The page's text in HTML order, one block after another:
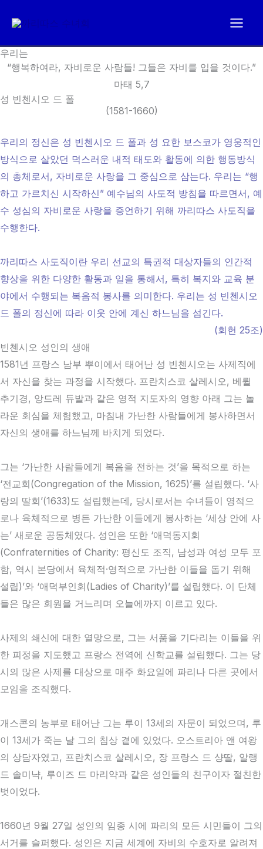
로
너
우리는
“행복하여라, 자비로운 사람들! 그들은 자비를 입을 것이다.”
마태 5,7
성 빈첸시오 드 폴
(1581-1660)
우리의 정신은 성 빈첸시오 드 폴과 성 요한 보스코가 영웅적인
방식으로 살았던 덕스러운 내적 태도와 활동에 의한 행동방식
의 총체로서, 자비로운 사랑을 그 중심으로 삼는다. 우리는 “행
하고 가르치신 시작하신” 예수님의 사도적 방침을 따르면서, 예
수 성심의 자비로운 사랑을 증언하기 위해 까리따스 사도직을
수행한다.
까리따스 사도직이란 우리 선교의 특권적 대상자들의 인간적
향상을 위한 다양한 활동과 일을 통해서, 특히 복지와 교육 분
야에서 수행되는 복음적 봉사를 의미한다. 우리는 성 빈첸시오
드 폴의 정신에 따라 이웃 안에 계신 하느님을 섬긴다.
(회헌 25조)
빈첸시오 성인의 생애
1581년 프랑스 남부 뿌이에서 태어난 성 빈첸시오는 사제직에
서 자신을 찾는 과정을 시작했다. 프란치스코 살레시오, 베륄
추기경, 앙드레 듀발과 같은 영적 지도자의 영향 아래 그는 놀
라운 회심을 체험했고, 마침내 가난한 사람들에게 봉사하면서
자신의 생애를 하느님께 바치게 되었다.
그는 ‘가난한 사람들에게 복음을 전하는 것’을 목적으로 하는
‘전교회(Congregation of the Mission, 1625)’를 설립했다. ‘사
랑의 딸회’(1633)도 설립했는데, 당시로서는 수녀들이 영적으
로나 육체적으로 병든 가난한 이들에게 봉사하는 ‘세상 안에 사
는’ 새로운 공동체였다. 성인은 또한 ‘애덕동지회
(Confraternities of Charity: 평신도 조직, 남성과 여성 모두 포
함, 역시 본당에서 육체적·영적으로 가난한 이들을 돕기 위해
설립)’와 ‘애덕부인회(Ladies of Charity)’를 설립했다. 이 단체
들은 많은 회원을 거느리며 오늘에까지 이르고 있다.
사제의 쇄신에 대한 열망으로, 그는 서품을 기다리는 이들을 위
한 피정을 지도했고 프랑스 전역에 신학교를 설립했다. 그는 당
시의 많은 사제를 대상으로 매주 화요일에 파리나 다른 곳에서
모임을 조직했다.
개스콘의 농부로 태어난 그는 루이 13세의 자문이 되었으며, 루
이 13세가 죽는 날 그의 침상 곁에 있었다. 오스트리아 앤 여왕
의 상담자였고, 프란치스코 살레시오, 장 프랑스 드 샹딸, 알랭
드 솔미냑, 루이즈 드 마리약과 같은 성인들의 친구이자 절친한
벗이었다.
1660년 9월 27일 성인의 임종 시에 파리의 모든 시민들이 그의
서거를 슬퍼했다. 성인은 지금 세계에 자비의 수호자로 알려져